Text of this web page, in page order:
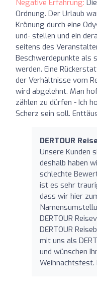
Negative Erfahrung:
Ordnung. Der Urlaub
Krönung durch eine
und- stellen und ein
seitens des
Beschwerdepunkte als
werden. Eine
der Verhältnisse vom
wird abgelehnt. Man
zählen zu dürfen - Ich
Scherz sein soll.
DERTOUR
Unsere Kunden
deshalb haben
schlechte
ist es sehr
dass wir hier
DERTOUR
DERTOUR
mit uns als
und wünschen
Weihnachtsfest.